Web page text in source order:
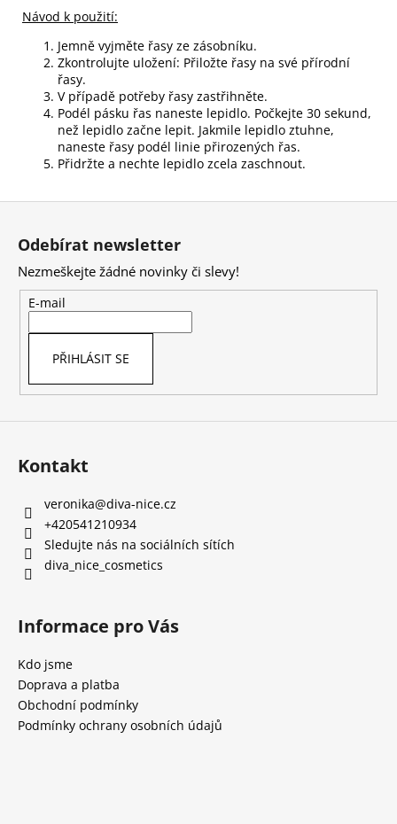
Návod k použití:
Jemně vyjměte řasy ze zásobníku.
Zkontrolujte uložení: Přiložte řasy na své přírodní
řasy.
V případě potřeby řasy zastřihněte.
Podél pásku řas naneste lepidlo. Počkejte 30 sekund,
než lepidlo začne lepit. Jakmile lepidlo ztuhne,
naneste řasy podél linie přirozených řas.
Přidržte a nechte lepidlo zcela zaschnout.
Z
Odebírat newsletter
Nezmeškejte žádné novinky či slevy!
E-mail
PŘIHLÁSIT SE
Kontakt
veronika@diva-nice.cz
+420541210934
Sledujte nás na sociálních sítích
diva_nice_cosmetics
Informace pro Vás
Kdo jsme
Doprava a platba
Obchodní podmínky
Podmínky ochrany osobních údajů